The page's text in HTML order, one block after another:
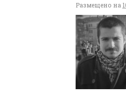
Размещено на